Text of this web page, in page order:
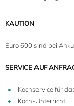
KAUTION
Euro 600 sind bei
SERVICE AUF
Kochservice für
Koch-Unterricht